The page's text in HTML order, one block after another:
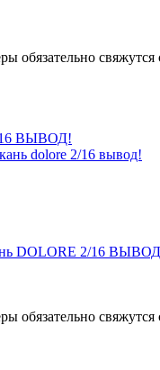
обязательно свяжутся
DOLORE 2/16
обязательно свяжутся